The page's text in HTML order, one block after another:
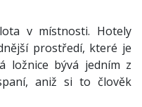
v místnosti. Hotely
prostředí, které je
ložnice bývá jedním z
aniž si to člověk